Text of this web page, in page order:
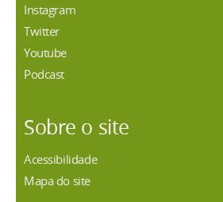
Instagram
Twitter
Youtube
Podcast
Sobre o site
Acessibilidade
Mapa do site